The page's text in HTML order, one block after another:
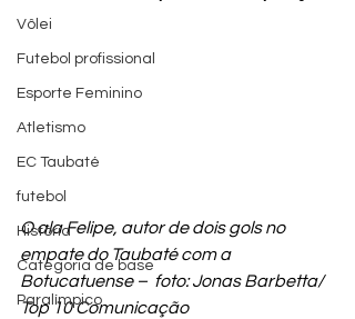
Vôlei
Futebol profissional
Esporte Feminino
Atletismo
EC Taubaté
futebol
História
Categoria de base
Paralímpico
O ala Felipe, autor de dois gols no
empate do Taubaté com a
Botucatuense –  foto: Jonas Barbetta/
Top 10 Comunicação